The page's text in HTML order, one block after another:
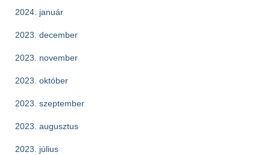
2024. január
2023. december
2023. november
2023. október
2023. szeptember
2023. augusztus
2023. július